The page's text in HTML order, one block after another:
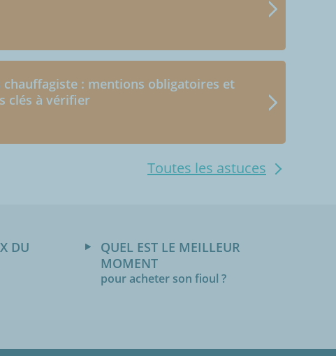
chauffagiste : mentions obligatoires et
clés à vérifier
Toutes les astuces
DU
QUEL EST LE MEILLEUR
MOMENT
pour acheter son fioul ?